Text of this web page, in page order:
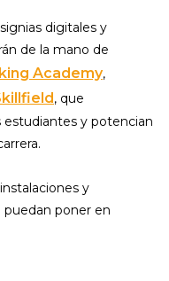
digitales y
de la mano de
Academy,
, que
y potencian
y
puedan poner en